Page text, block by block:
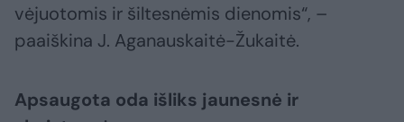
vėjuotomis ir šiltesnėmis dienomis“, –
paaiškina J. Aganauskaitė-Žukaitė.
Apsaugota oda išliks jaunesnė ir